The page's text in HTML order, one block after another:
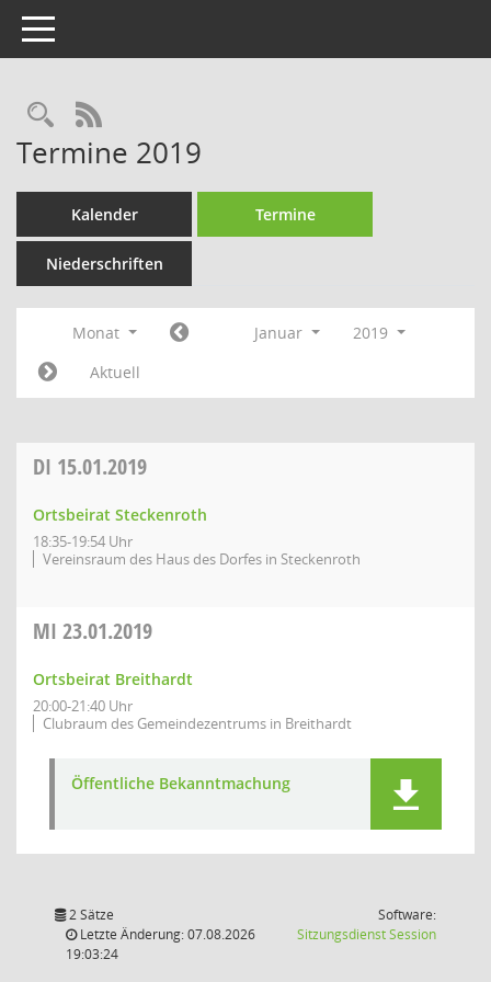
Toggle navigation
Rechercheauswahl
RSS-Feed
Termine 2019
Kalender Termine
Niederschriften
Monat Januar
2019
Aktuell
DI 15.01.2019
Ortsbeirat Steckenroth
18:35-19:54 Uhr
Vereinsraum des Haus des Dorfes in Steckenroth
MI 23.01.2019
Ortsbeirat Breithardt
20:00-21:40 Uhr
Clubraum des Gemeindezentrums in Breithardt
Öffentliche Bekanntmachung
2 Sätze
Letzte Änderung: 07.08.2026
19:03:24
Software:
SitzungsdienstSession(Wird in